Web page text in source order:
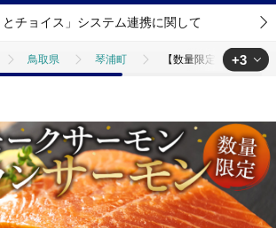
とチョイス」システム連携に関して
鳥取県 琴浦町 【数量限定】スモー
鮮魚 ほかの鮮魚 【数量限定】スモーク
【数量限定】スモークサーモン とっとり 琴浦 グラ
+3